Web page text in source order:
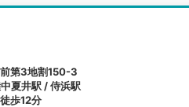
第3地割150-3
夏井駅 / 侍浜駅
歩12分